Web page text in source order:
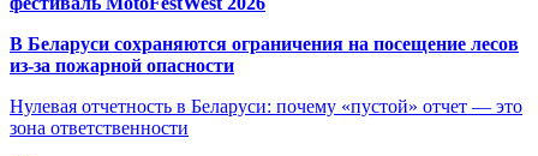
В Беларуси сохраняются ограничения на посещение лесов
из-за пожарной опасности
Нулевая отчетность в Беларуси: почему «пустой» отчет — это
зона ответственности